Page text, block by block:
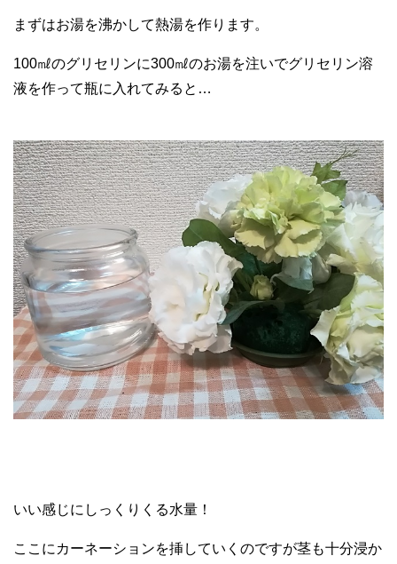
まずはお湯を沸かして熱湯を作ります。
100㎖のグリセリンに300㎖のお湯を注いでグリセリン溶
液を作って瓶に入れてみると…
いい感じにしっくりくる水量！
ここにカーネーションを挿していくのですが茎も十分浸か